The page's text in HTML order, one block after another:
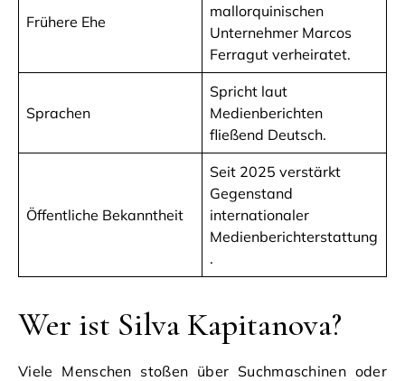
Frühere Ehe
mallorquinischen
Unternehmer Marcos
Ferragut verheiratet.
Sprachen
Spricht laut
Medienberichten
fließend Deutsch.
Öffentliche Bekanntheit
Seit 2025 verstärkt
Gegenstand
internationaler
Medienberichterstattung
.
Wer ist Silva Kapitanova?
Viele Menschen stoßen über Suchmaschinen oder